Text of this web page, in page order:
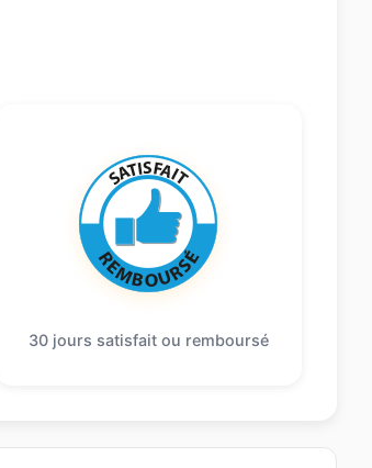
30 jours satisfait ou remboursé